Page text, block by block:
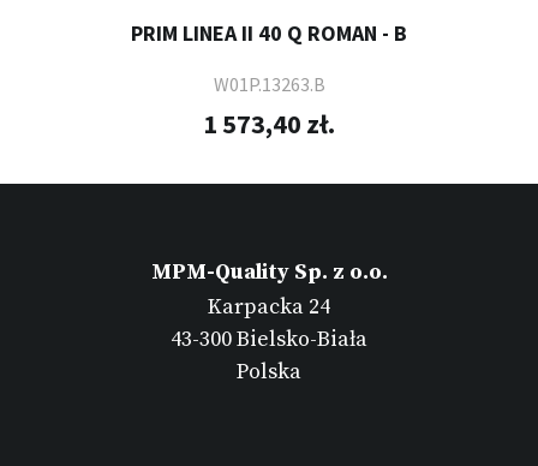
PRIM LINEA II 40 Q ROMAN - B
W01P.13263.B
1 573,40 zł.
MPM-Quality Sp. z o.o.
Karpacka 24
43-300 Bielsko-Biała
Polska